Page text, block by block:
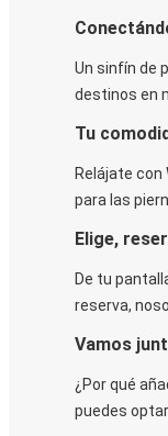
Un sinfín de
destinos en
Tu
Relájate
para las
Elige,
De tu
reserva,
Vamos
¿Por qué
puedes